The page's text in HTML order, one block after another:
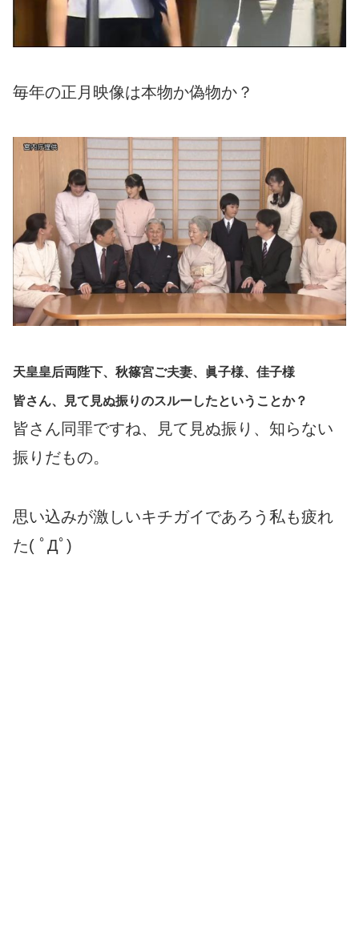
毎年の正月映像は本物か偽物か？
天皇皇后両陛下、秋篠宮ご夫妻、眞子様、佳子様
皆さん、見て見ぬ振りのスルーしたということか？
皆さん同罪ですね、見て見ぬ振り、知らない
振りだもの。
思い込みが激しいキチガイであろう私も疲れ
た( ﾟДﾟ)